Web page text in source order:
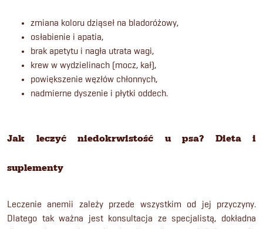
zmiana koloru dziąseł na bladoróżowy,
osłabienie i apatia,
brak apetytu i nagła utrata wagi,
krew w wydzielinach (mocz, kał),
powiększenie węzłów chłonnych,
nadmierne dyszenie i płytki oddech.
Jak leczyć niedokrwistość u psa? Dieta i
suplementy
Leczenie anemii zależy przede wszystkim od jej przyczyny.
Dlatego tak ważna jest konsultacja ze specjalistą, dokładna